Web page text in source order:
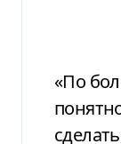
«По